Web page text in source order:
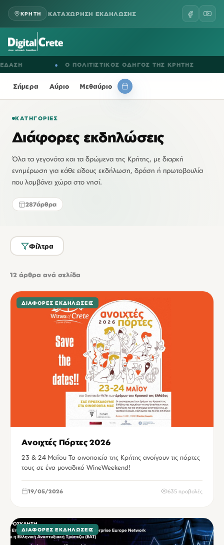
ΚΡΗΤΗ ΚΑΤΑΧΩΡΗΣΗ ΕΚΔΗΛΩΣΗΣ
Ο ΠΟΛΙΤΙΣΤΙΚΟΣ ΟΔΗΓΟΣ ΤΗΣ ΚΡΗΤΗΣ
Σήμερα Αύριο Μεθαύριο
ΚΑΤΗΓΟΡΊΕΣ
Διάφορες εκδηλώσεις
Όλα τα γεγονότα και τα δρώμενα της Κρήτης, με διαρκή
ενημέρωση για κάθε είδους εκδήλωση, δράση ή πρωτοβουλία
που λαμβάνει χώρα στο νησί.
287άρθρα
Φίλτρα
12 άρθρα ανά σελίδα
ΔΙΆΦΟΡΕΣ ΕΚΔΗΛΏΣΕΙΣ
Ανοιχτές Πόρτες 2026
23 & 24 Μαΐου Τα οινοποιεία της Κρήτης ανοίγουν τις πόρτες
τους σε ένα μοναδικό WineWeekend!
19/05/2026 635 προβολές
ΔΙΆΦΟΡΕΣ ΕΚΔΗΛΏΣΕΙΣ